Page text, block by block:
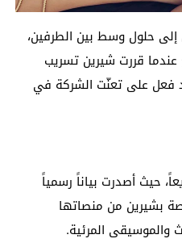
إلى حلول وسط بين الطرفين،
قررت شيرين تسريب
فعل على تعنّت الشركة في
حيث أصدرت بياناً رسمياً
بشيرين من منصاتها
والموسيقى المرئية.